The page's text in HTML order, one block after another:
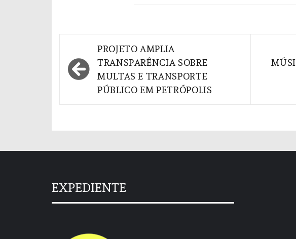
Navegação
de
Post
PROJETO AMPLIA
TRANSPARÊNCIA SOBRE
MULTAS E TRANSPORTE
PÚBLICO EM PETRÓPOLIS
EXPEDIENTE